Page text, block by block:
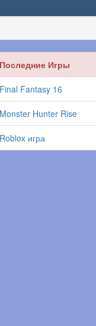
Последние Игры
Final Fantasy 16
Monster Hunter Rise
Roblox игра